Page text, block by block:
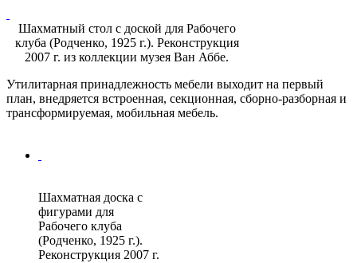
Шахматный стол с доской для Рабочего
клуба (Родченко, 1925 г.). Реконструкция
2007 г. из коллекции музея Ван Аббе.
Утилитарная принадлежность мебели выходит на первый
план, внедряется встроенная, секционная, сборно-разборная и
трансформируемая, мобильная мебель.
Шахматная доска с
фигурами для
Рабочего клуба
(Родченко, 1925 г.).
Реконструкция 2007 г.